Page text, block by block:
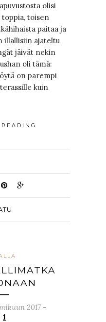
olisi
toisen
paitaa ja
illallisiin ajateltu
jäivät nekin
oli tämä:
on parempi
kuin
2017 -
1